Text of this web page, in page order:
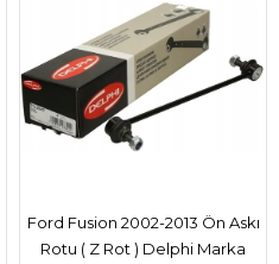
Ford Fusion 2002-2013 Ön Askı
Rotu ( Z Rot ) Delphi Marka